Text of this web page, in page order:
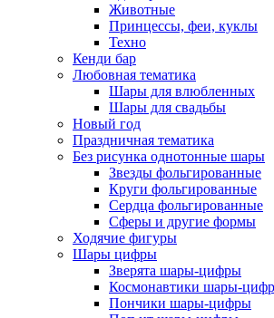
Животные
Принцессы, феи, куклы
Техно
Кенди бар
Любовная тематика
Шары для влюбленных
Шары для свадьбы
Новый год
Праздничная тематика
Без рисунка однотонные шары
Звезды фольгированные
Круги фольгированные
Сердца фольгированные
Сферы и другие формы
Ходячие фигуры
Шары цифры
Зверята шары-цифры
Космонавтики шары-
Пончики шары-цифры